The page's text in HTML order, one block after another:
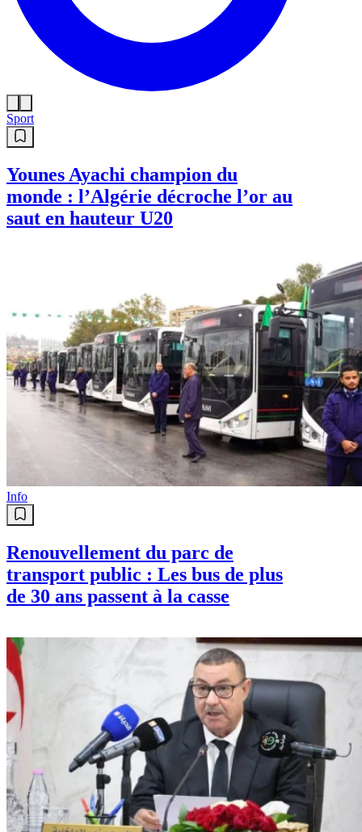
Sport
Younes Ayachi champion du
monde : l’Algérie décroche l’or au
saut en hauteur U20
Info
Renouvellement du parc de
transport public : Les bus de plus
de 30 ans passent à la casse